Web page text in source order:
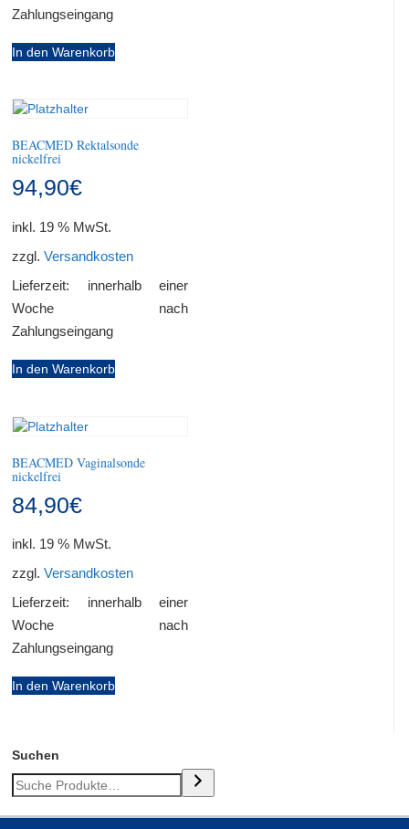
Zahlungseingang
In den Warenkorb
BEACMED Rektalsonde
nickelfrei
94,90€
inkl. 19 % MwSt.
zzgl.Versandkosten
Lieferzeit: innerhalb einer
Woche nach
Zahlungseingang
In den Warenkorb
BEACMED Vaginalsonde
nickelfrei
84,90€
inkl. 19 % MwSt.
zzgl.Versandkosten
Lieferzeit: innerhalb einer
Woche nach
Zahlungseingang
In den Warenkorb
Suchen